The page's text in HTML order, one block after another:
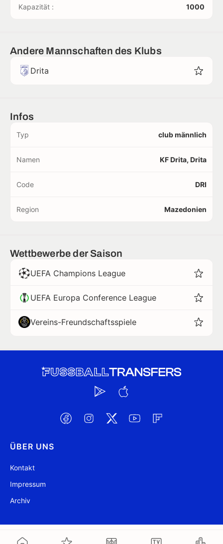
Kapazität :
1000
Andere Mannschaften des Klubs
Drita
Infos
Typ club männlich
Namen KF Drita, Drita
Code DRI
Region Mazedonien
Wettbewerbe der Saison
UEFA Champions League
UEFA Europa Conference League
Vereins-Freundschaftsspiele
ÜBER UNS
Kontakt
Impressum
Archiv